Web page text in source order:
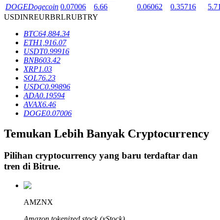
Penguncian BTR
Investasi eksklusif untuk pemegang BTR
Layanan pinjaman yang didukung Crypto
DOGEDogecoin 0.07006 6.66 0.06062 0.35716
USDINREURBRLRUBTRY
BTC64,884.34
ETH1,916.07
USDT0.99916
BNB603.42
XRP1.03
SOL76.23
USDC0.99896
ADA0.19594
AVAX6.46
DOGE0.07006
Temukan Lebih Banyak Cryptocurrency
Pilihan cryptocurrency yang baru terdaftar dan
tren di Bitrue.
AMZNX